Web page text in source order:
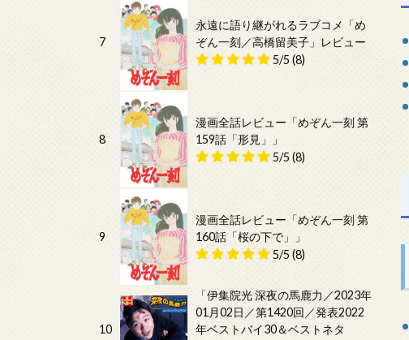
7
永遠に語り継がれるラブコメ「め
ぞん一刻／高橋留美子」レビュー
5/5 (8)
8
漫画全話レビュー「めぞん一刻 第
159話「形見」」
5/5 (8)
9
漫画全話レビュー「めぞん一刻 第
160話「桜の下で」」
5/5 (8)
10
「伊集院光 深夜の馬鹿力／2023年
01月02日／第1420回／発表2022
年ベストバイ30＆ベストネタ